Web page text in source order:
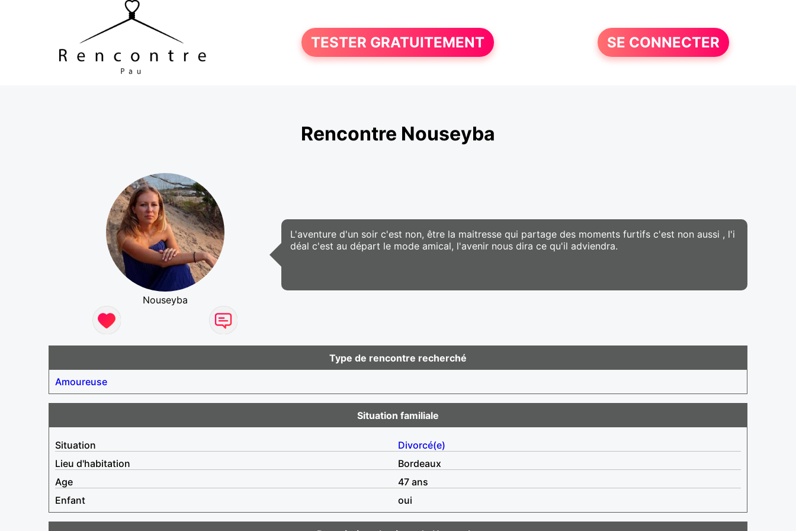
TESTER GRATUITEMENT SE CONNECTER
Rencontre Nouseyba
Nouseyba
L'aventure d'un soir c'est non, être la maitresse qui partage des moments furtifs c'est non aussi , l'i
déal c'est au départ le mode amical, l'avenir nous dira ce qu'il adviendra.
Type de rencontre recherché
Amoureuse
Situation familiale
Situation
Divorcé(e)
Lieu d'habitation
Bordeaux
Age
47 ans
Enfant
oui